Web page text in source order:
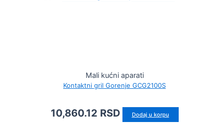
Mali kućni aparati
Kontaktni gril Gorenje GCG2100S
10,860.12 RSD Dodaj u korpu